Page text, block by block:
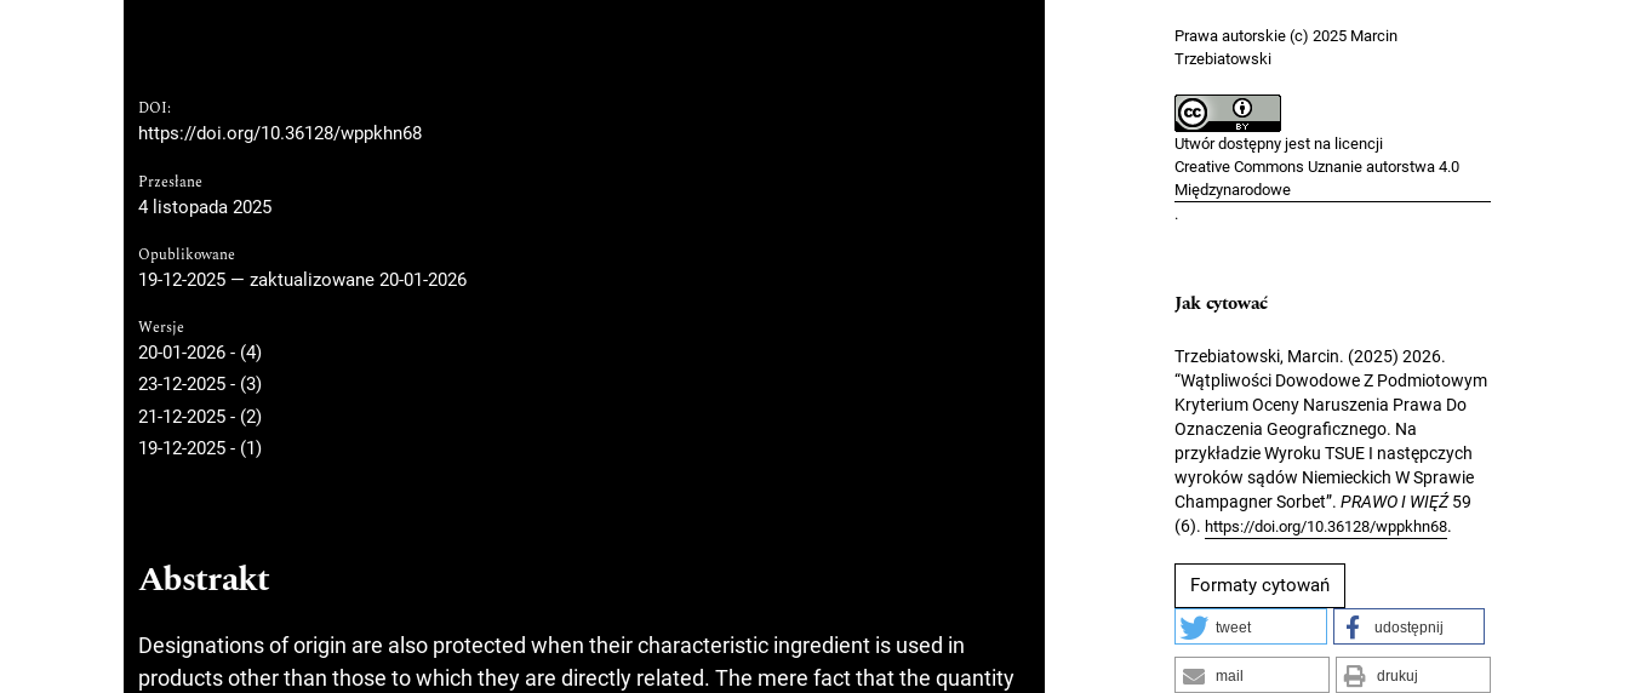
DOI:
https://doi.org/10.36128/wppkhn68
Przesłane
4 listopada 2025
Opublikowane
19-12-2025 — zaktualizowane 20-01-2026
Wersje
20-01-2026 - (4)
23-12-2025 - (3)
21-12-2025 - (2)
19-12-2025 - (1)
Abstrakt
Designations of origin are also protected when their characteristic ingredient is used in
products other than those to which they are directly related. The mere fact that the quantity
Prawa autorskie (c) 2025 Marcin
Trzebiatowski
Utwór dostępny jest na licencji
Creative Commons Uznanie autorstwa 4.0
Międzynarodowe
.
Jak cytować
Trzebiatowski, Marcin. (2025) 2026.
“Wątpliwości Dowodowe Z Podmiotowym
Kryterium Oceny Naruszenia Prawa Do
Oznaczenia Geograficznego. Na
przykładzie Wyroku TSUE I następczych
wyroków sądów Niemieckich W Sprawie
Champagner Sorbet”. PRAWO I WIĘŹ59
(6). https://doi.org/10.36128/wppkhn68.
Formaty cytowań
tweet udostępnij
mail drukuj